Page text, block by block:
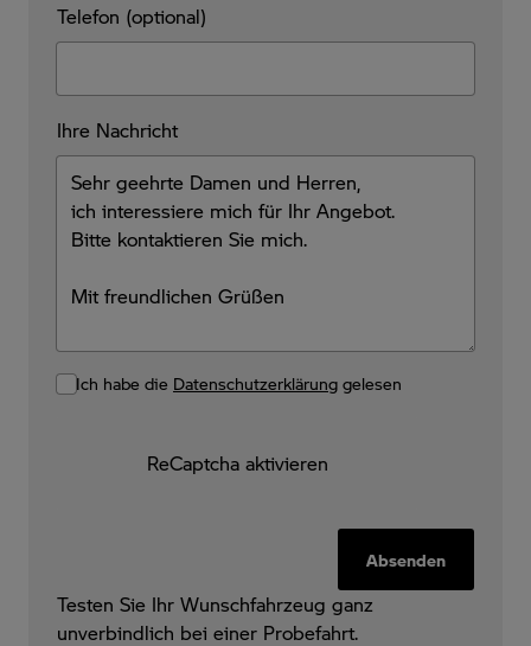
Telefon (optional)
Ihre Nachricht
Ich habe die Datenschutzerklärung gelesen
ReCaptcha aktivieren
Absenden
Testen Sie Ihr Wunschfahrzeug ganz
unverbindlich bei einer Probefahrt.